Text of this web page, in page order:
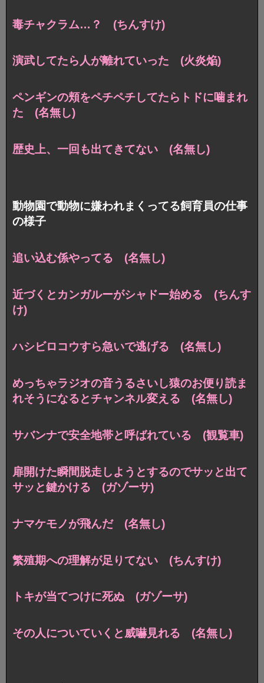
毒チャクラム…？ (ちんすけ)
演武してたら人が離れていった (火炎焔)
ペンギンの頬をペチペチしてたらトドに噛まれ
た (名無し)
歴史上、一回も出てきてない (名無し)
動物園で動物に嫌われまくってる飼育員の仕事
の様子
追い込む係やってる (名無し)
近づくとカンガルーがシャドー始める (ちんす
け)
ハシビロコウすら急いで逃げる (名無し)
めっちゃラジオの音うるさいし猿のお便り読ま
れそうになるとチャンネル変える (名無し)
サバンナで安全地帯と呼ばれている (観覧車)
扉開けた瞬間脱走しようとするのでサッと出て
サッと鍵かける (ガゾーサ)
ナマケモノが飛んだ (名無し)
繁殖期への理解が足りてない (ちんすけ)
トキが当てつけに死ぬ (ガゾーサ)
その人についていくと威嚇見れる (名無し)